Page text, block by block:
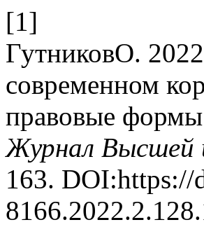
[1]
ГутниковО.
современном
правовые
Журнал Высшей
163. DOI:https://